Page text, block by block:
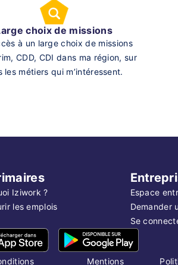
choix de missions
à un large choix de missions
CDD, CDI dans ma région, sur
les métiers qui m’intéressent.
Iziwork ?
les emplois
Espace
Demander
Se
Mentions